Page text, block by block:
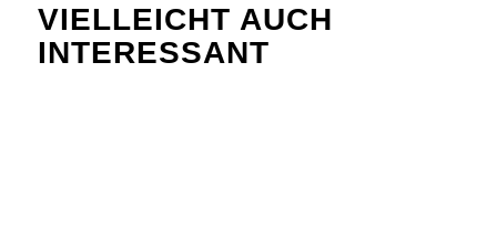
VIELLEICHT AUCH
INTERESSANT